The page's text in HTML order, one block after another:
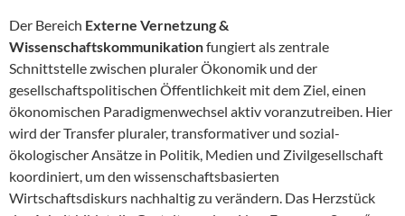
Der Bereich Externe Vernetzung &
Wissenschaftskommunikationfungiert als zentrale
Schnittstelle zwischen pluraler Ökonomik und der
gesellschaftspolitischen Öffentlichkeit mit dem Ziel, einen
ökonomischen Paradigmenwechsel aktiv voranzutreiben. Hier
wird der Transfer pluraler, transformativer und sozial-
ökologischer Ansätze in Politik, Medien und Zivilgesellschaft
koordiniert, um den wissenschaftsbasierten
Wirtschaftsdiskurs nachhaltig zu verändern. Das Herzstück